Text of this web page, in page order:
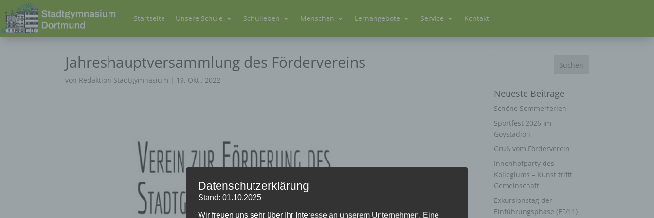
Startseite Unsere Schule Schulleben Menschen Lernangebote Service Kontakt
Jahreshauptversammlung des Fördervereins
von Redaktion Stadtgymnasium | 19, Okt., 2022
Neueste Beiträge
Schöne Sommerferien
Sportfest 2026 im
Goystadion
Gruß vom Förderverein
Innenhofparty des
Kollegiums – Kunst trifft
Gemeinschaft
Exkursionstag der
Einführungsphase (EF/11)
Datenschutzerklärung
Stand: 01.10.2025
Wir freuen uns sehr über Ihr Interesse an unserem Unternehmen. Eine